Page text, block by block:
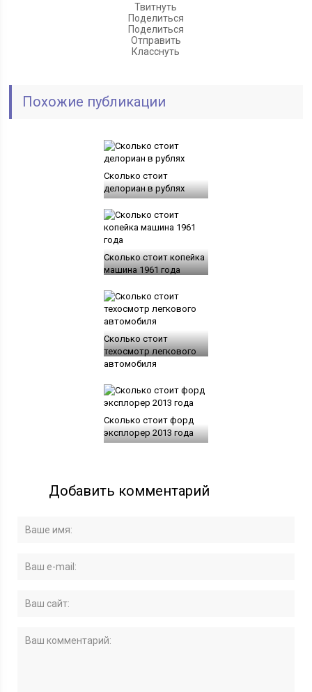
Твитнуть
Поделиться
Поделиться
Отправить
Класснуть
Похожие публикации
Сколько стоит
делориан в рублях
Сколько стоит копейка
машина 1961 года
Сколько стоит
техосмотр легкового
автомобиля
Сколько стоит форд
эксплорер 2013 года
Добавить комментарий